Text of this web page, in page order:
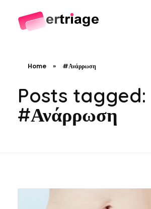
Home » #Ανάρρωση
Posts tagged:
#Ανάρρωση